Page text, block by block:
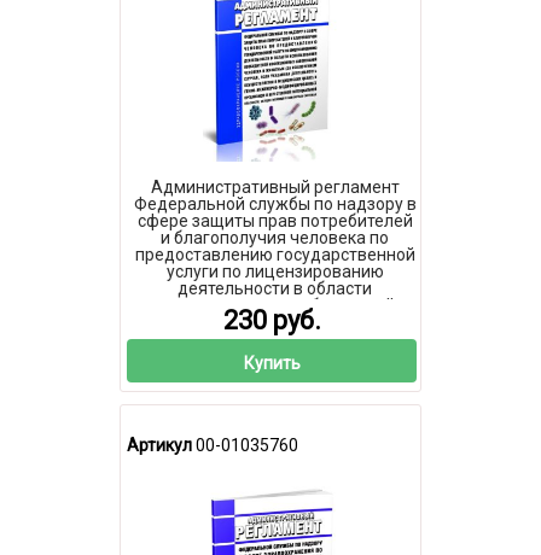
Административный регламент
Федеральной службы по надзору в
сфере защиты прав потребителей
и благополучия человека по
предоставлению государственной
услуги по лицензированию
деятельности в области
использования возбудителей
инфекционных заболеваний
человека и животных (за
исключением случая, если
указанная деятельность
осуществляется в медицинских
целях) и генно-инженерно-
230 руб.
Купить
Артикул00-01035760